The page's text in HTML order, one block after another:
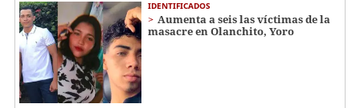
IDENTIFICADOS
Aumenta a seis las víctimas de la
masacre en Olanchito, Yoro